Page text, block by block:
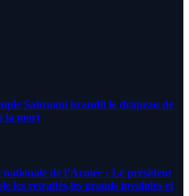
Sahraoui brandit le drapeau de
la mort
de l’Armée : Le président
les retraités,les grands invalides et